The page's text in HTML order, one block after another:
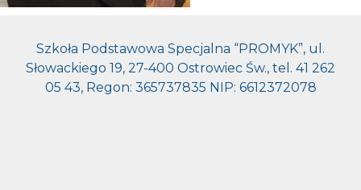
Szkoła Podstawowa Specjalna “PROMYK”, ul.
Słowackiego 19, 27-400 Ostrowiec Św., tel. 41 262
05 43, Regon: 365737835 NIP: 6612372078